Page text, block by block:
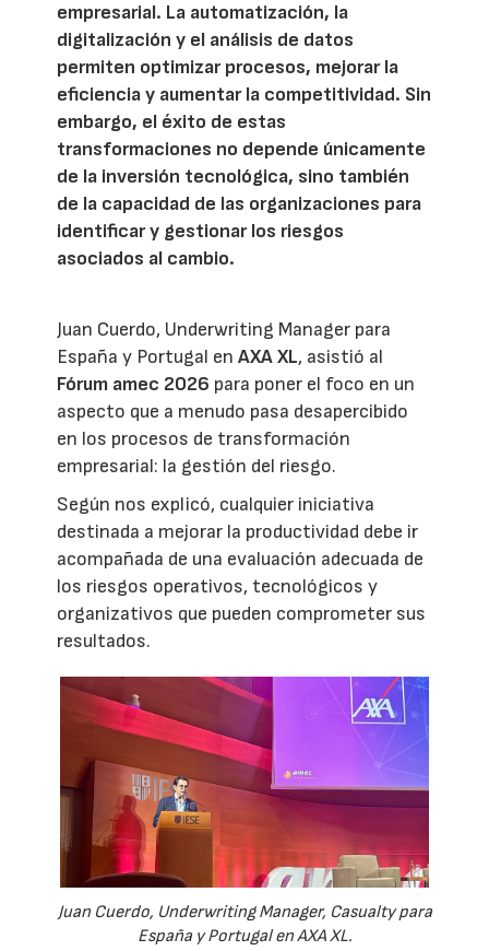
empresarial. La automatización, la
digitalización y el análisis de datos
permiten optimizar procesos, mejorar la
eficiencia y aumentar la competitividad. Sin
embargo, el éxito de estas
transformaciones no depende únicamente
de la inversión tecnológica, sino también
de la capacidad de las organizaciones para
identificar y gestionar los riesgos
asociados al cambio.
Juan Cuerdo, Underwriting Manager para
España y Portugal enAXA XL, asistió al
Fórum amec 2026 para poner el foco en un
aspecto que a menudo pasa desapercibido
en los procesos de transformación
empresarial: la gestión del riesgo.
Según nos explicó, cualquier iniciativa
destinada a mejorar la productividad debe ir
acompañada de una evaluación adecuada de
los riesgos operativos, tecnológicos y
organizativos que pueden comprometer sus
resultados.
Juan Cuerdo, Underwriting Manager, Casualty para
España y Portugal en AXA XL.